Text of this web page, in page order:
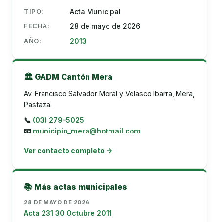
TIPO: Acta Municipal
FECHA: 28 de mayo de 2026
AÑO: 2013
🏛️ GADM Cantón Mera
Av. Francisco Salvador Moral y Velasco Ibarra, Mera,
Pastaza.
📞 (03) 279-5025
📧 municipio_mera@hotmail.com
Ver contacto completo →
📚 Más actas municipales
28 DE MAYO DE 2026
Acta 231 30 Octubre 2011